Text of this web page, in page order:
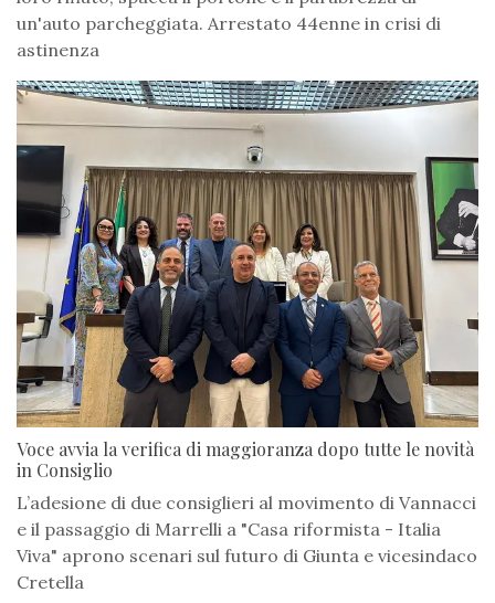
un'auto parcheggiata. Arrestato 44enne in crisi di
astinenza
Voce avvia la verifica di maggioranza dopo tutte le novità
in Consiglio
L’adesione di due consiglieri al movimento di Vannacci
e il passaggio di Marrelli a "Casa riformista - Italia
Viva" aprono scenari sul futuro di Giunta e vicesindaco
Cretella